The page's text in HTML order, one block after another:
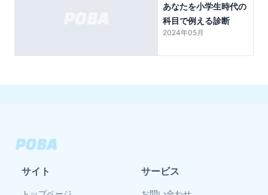
あなたを小学生時代の
科目で例える診断
2024年05月
サイト サービス